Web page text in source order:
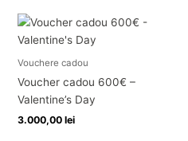
Vouchere cadou
Voucher cadou 600€ –
Valentine’s Day
3.000,00 lei